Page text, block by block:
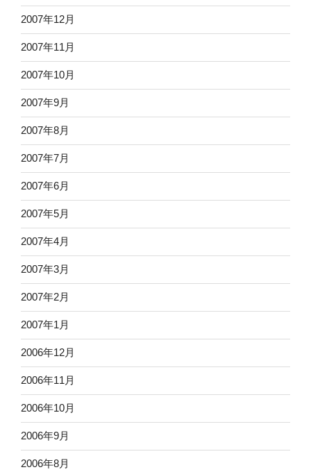
2007年12月
2007年11月
2007年10月
2007年9月
2007年8月
2007年7月
2007年6月
2007年5月
2007年4月
2007年3月
2007年2月
2007年1月
2006年12月
2006年11月
2006年10月
2006年9月
2006年8月